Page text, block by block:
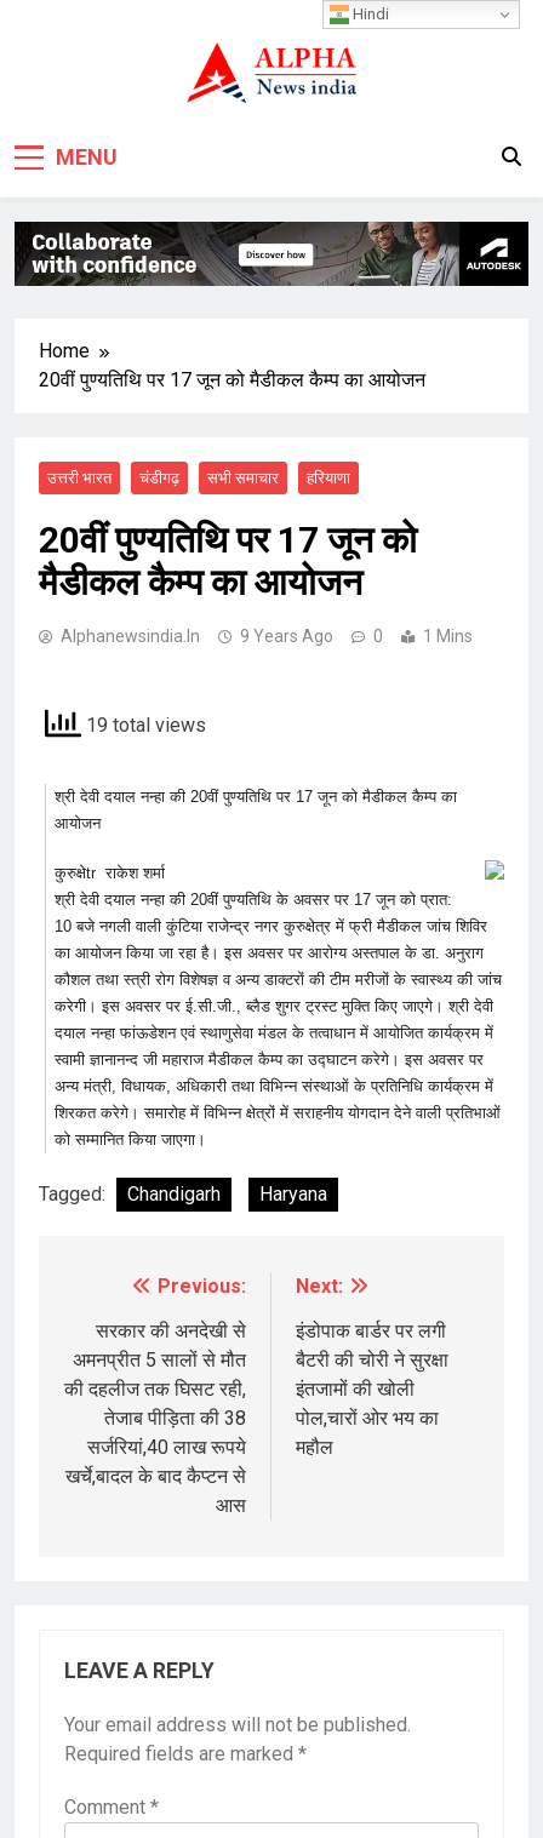
MENU
Home
20वीं पुण्यतिथि पर 17 जून को मैडीकल कैम्प का आयोजन
उत्तरी भारत चंडीगढ़ सभी समाचार हरियाणा
20वीं पुण्यतिथि पर 17 जून को
मैडीकल कैम्प का आयोजन
Alphanewsindia.in 9 Years Ago 0 1 Mins
19 total views
श्री देवी दयाल नन्हा की 20वीं पुण्यतिथि पर 17 जून को मैडीकल कैम्प का
आयोजन
कुरुक्षेtr राकेश शर्मा
श्री देवी दयाल नन्हा की 20वीं पुण्यतिथि के अवसर पर 17 जून को प्रात:
10 बजे नगली वाली कुंटिया राजेन्द्र नगर कुरुक्षेत्र में फ्री मैडीकल जांच शिविर
का आयोजन किया जा रहा है। इस अवसर पर आरोग्य अस्तपाल के डा. अनुराग
कौशल तथा स्त्री रोग विशेषज्ञ व अन्य डाक्टरों की टीम मरीजों के स्वास्थ्य की जांच
करेगी। इस अवसर पर ई.सी.जी., ब्लैड शुगर ट्रस्ट मुक्ति किए जाएगे। श्री देवी
दयाल नन्हा फांऊडेशन एवं स्थाणुसेवा मंडल के तत्वाधान में आयोजित कार्यक्रम में
स्वामी ज्ञानानन्द जी महाराज मैडीकल कैम्प का उद्घाटन करेगे। इस अवसर पर
अन्य मंत्री, विधायक, अधिकारी तथा विभिन्न संस्थाओं के प्रतिनिधि कार्यक्रम में
शिरकत करेगे। समारोह में विभिन्न क्षेत्रों में सराहनीय योगदान देने वाली प्रतिभाओं
को सम्मानित किया जाएगा।
Tagged: Chandigarh Haryana
navigation
Previous:
सरकार की अनदेखी से
अमनप्रीत 5 सालों से मौत
की दहलीज तक घिसट रही,
तेजाब पीड़िता की 38
सर्जरियां,40 लाख रूपये
खर्चे,बादल के बाद कैप्टन से
आस
Next:
इंडोपाक बार्डर पर लगी
बैटरी की चोरी ने सुरक्षा
इंतजामों की खोली
पोल,चारों ओर भय का
महौल
LEAVE A REPLY
Your email address will not be published.
Required fields are marked *
Comment *
Hindi